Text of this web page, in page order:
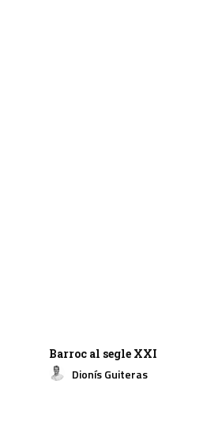
Barroc al segle XXI
Dionís Guiteras